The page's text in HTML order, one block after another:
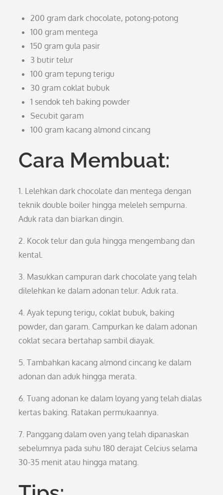
200 gram dark chocolate, potong-potong
100 gram mentega
150 gram gula pasir
3 butir telur
100 gram tepung terigu
30 gram coklat bubuk
1 sendok teh baking powder
Secubit garam
100 gram kacang almond cincang
Cara Membuat:
1. Lelehkan dark chocolate dan mentega dengan
teknik double boiler hingga meleleh sempurna.
Aduk rata dan biarkan dingin.
2. Kocok telur dan gula hingga mengembang dan
kental.
3. Masukkan campuran dark chocolate yang telah
dilelehkan ke dalam adonan telur. Aduk rata.
4. Ayak tepung terigu, coklat bubuk, baking
powder, dan garam. Campurkan ke dalam adonan
coklat secara bertahap sambil diayak.
5. Tambahkan kacang almond cincang ke dalam
adonan dan aduk hingga merata.
6. Tuang adonan ke dalam loyang yang telah dialas
kertas baking. Ratakan permukaannya.
7. Panggang dalam oven yang telah dipanaskan
sebelumnya pada suhu 180 derajat Celcius selama
30-35 menit atau hingga matang.